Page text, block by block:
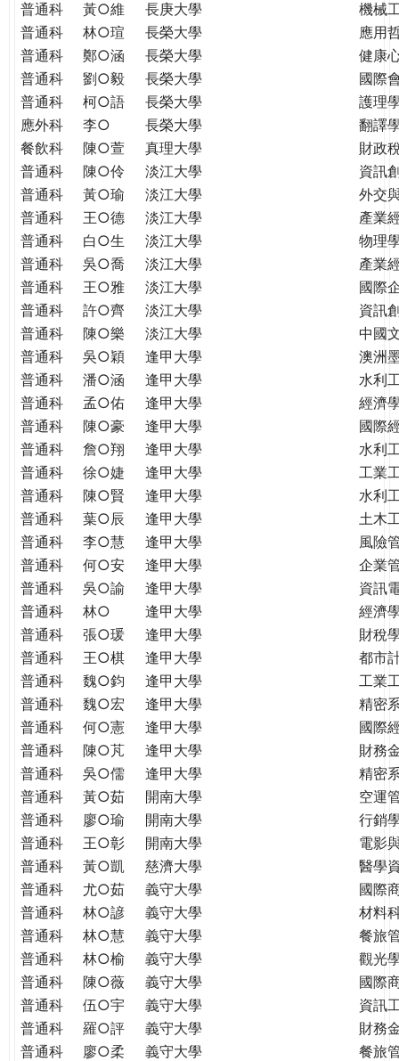
普通科 黃○維 長庚大學
機械
普通科
林○瑄 長榮大學
應用
普通科
鄭○涵 長榮大學
健康
普通科
劉○毅 長榮大學
國際
普通科
柯○語 長榮大學
護理
應外科
李○ 長榮大學
翻譯
餐飲科
陳○萱 真理大學
財政
普通科
陳○伶 淡江大學
資訊
普通科
黃○瑜 淡江大學
外交
普通科
王○德 淡江大學
產業
普通科
白○生 淡江大學
物理
普通科
吳○喬 淡江大學
產業
普通科
王○雅 淡江大學
國際
普通科
許○齊 淡江大學
資訊
普通科
陳○樂 淡江大學
中國
普通科
吳○穎 逢甲大學
澳洲
普通科
潘○涵 逢甲大學
水利
普通科
孟○佑 逢甲大學
經濟
普通科
陳○豪 逢甲大學
國際
普通科
詹○翔 逢甲大學
水利
普通科
徐○婕 逢甲大學
工業
普通科
陳○賢 逢甲大學
水利
普通科
葉○辰 逢甲大學
土木
普通科
李○慧 逢甲大學
風險
普通科
何○安 逢甲大學
企業
普通科
吳○諭 逢甲大學
資訊
普通科
林○ 逢甲大學
經濟
普通科
張○瑗 逢甲大學
財稅
普通科
王○棋 逢甲大學
都市
普通科
魏○鈞 逢甲大學
工業
普通科
魏○宏 逢甲大學
精密
普通科
何○憲 逢甲大學
國際
普通科
陳○芃 逢甲大學
財務
普通科
吳○儒 逢甲大學
精密
普通科
黃○茹 開南大學
空運
普通科
廖○瑜 開南大學
行銷
普通科
王○彰 開南大學
電影
普通科
黃○凱 慈濟大學
醫學
普通科
尤○茹 義守大學
國際
普通科
林○諺 義守大學
材料
普通科
林○慧 義守大學
餐旅
普通科
林○榆 義守大學
觀光
普通科
陳○薇 義守大學
國際
普通科
伍○宇 義守大學
資訊
普通科
羅○評 義守大學
財務
普通科
廖○柔 義守大學
餐旅